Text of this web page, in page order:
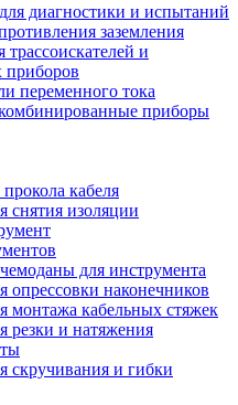
диагностики и испытаний
заземления
трассоискателей и
приборов
переменного тока
приборы
кабеля
снятия изоляции
для инструмента
опрессовки наконечников
монтажа кабельных стяжек
резки и натяжения
скручивания и гибки